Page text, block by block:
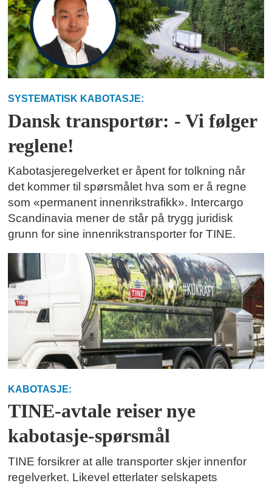
SYSTEMATISK KABOTASJE:
Dansk transportør: - Vi følger
reglene!
Kabotasjeregelverket er åpent for tolkning når
det kommer til spørsmålet hva som er å regne
som «permanent innenrikstrafikk». Intercargo
Scandinavia mener de står på trygg juridisk
grunn for sine innenrikstransporter for TINE.
KABOTASJE:
TINE-avtale reiser nye
kabotasje-spørsmål
TINE forsikrer at alle transporter skjer innenfor
regelverket. Likevel etterlater selskapets